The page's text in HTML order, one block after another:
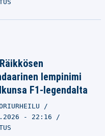
lempinimi
F1-legendalta
- 22:16